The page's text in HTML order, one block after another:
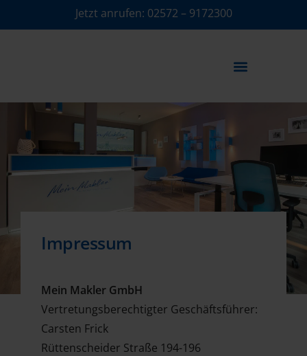
Jetzt anrufen: 02572 – 9172300
Impressum
Mein Makler GmbH
Vertretungsberechtigter Geschäftsführer:
Carsten Frick
Rüttenscheider Straße 194-196